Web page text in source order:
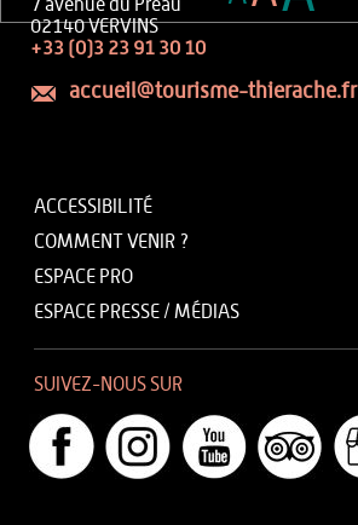
7 avenue du Préau
02140 VERVINS
+33 (0)3 23 91 30 10
accueil@tourisme-thierache.fr
ACCESSIBILITÉ
COMMENT VENIR ?
ESPACE PRO
ESPACE PRESSE / MÉDIAS
SUIVEZ-NOUS SUR